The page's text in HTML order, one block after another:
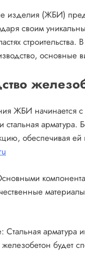
изделия (ЖБИ)
своим
ЖБИ начинается
стальная арматура.
обеспечивая
арматура
железобетон будет